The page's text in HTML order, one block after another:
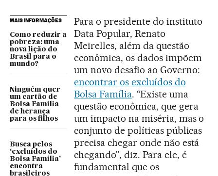
MAIS INFORMAÇÕES
Como reduzir a
pobreza: uma
nova lição do
Brasil para o
mundo?
Ninguém quer
um cartão de
Bolsa Família
de herança
para os filhos
Busca pelos
‘excluídos do
Bolsa Família’
encontra
brasileiros
Para o presidente do instituto
Data Popular, Renato
Meirelles, além da questão
econômica, os dados impõem
um novo desafio ao Governo:
encontrar os excluídos do
Bolsa Família. “Existe uma
questão econômica, que gera
um impacto na miséria, mas o
conjunto de políticas públicas
precisa chegar onde não está
chegando”, diz. Para ele, é
fundamental que os